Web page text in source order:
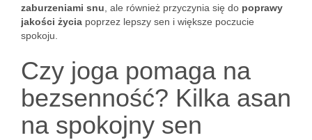
zaburzeniami snu , ale również przyczynia się do poprawy
jakości życia poprzez lepszy sen i większe poczucie
spokoju.
Czy joga pomaga na
bezsenność? Kilka asan
na spokojny sen